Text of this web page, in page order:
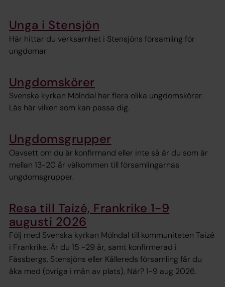
Unga i Stensjön
Här hittar du verksamhet i Stensjöns församling för
ungdomar
Ungdomskörer
Svenska kyrkan Mölndal har flera olika ungdomskörer.
Läs här vilken som kan passa dig.
Ungdomsgrupper
Oavsett om du är konfirmand eller inte så är du som är
mellan 13-20 år välkommen till församlingarnas
ungdomsgrupper.
Resa till Taizé, Frankrike 1-9
augusti 2026
Följ med Svenska kyrkan Mölndal till kommuniteten Taizé
i Frankrike. Är du 15 -29 år, samt konfirmerad i
Fässbergs, Stensjöns eller Kållereds församling får du
åka med (övriga i mån av plats). När? 1-9 aug 2026.